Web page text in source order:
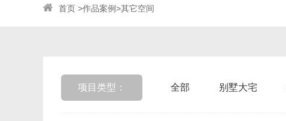
首页 >作品案例>其它空间
项目类型： 全部 别墅大宅